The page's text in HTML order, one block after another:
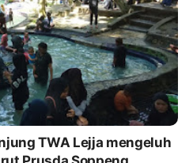
TWA Lejja mengeluh